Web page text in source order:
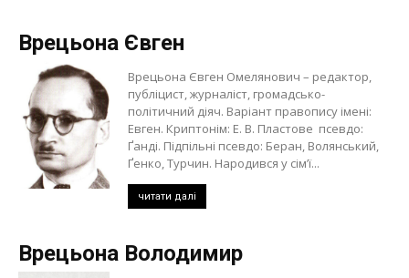
Врецьона Євген
Врецьона Євген Омелянович – редактор,
публіцист, журналіст, громадсько-
політичний діяч. Варіант правопису імені:
Евген. Криптонім: Е. В. Пластове псевдо:
Ґанді. Підпільні псевдо: Беран, Волянський,
Ґенко, Турчин. Народився у сім’ї...
читати далі
Врецьона Володимир